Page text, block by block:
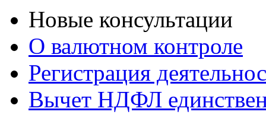
Новые консультации
О валютном контроле
Регистрация
Вычет НДФЛ